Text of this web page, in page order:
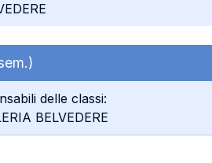
delle classi:
BELVEDERE